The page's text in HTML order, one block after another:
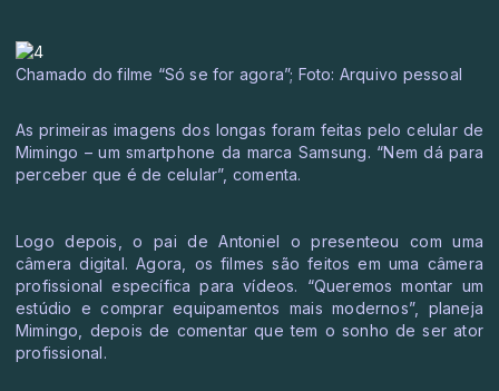
Chamado do filme “Só se for agora”; Foto: Arquivo pessoal
As primeiras imagens dos longas foram feitas pelo celular de
Mimingo – um smartphone da marca Samsung. “Nem dá para
perceber que é de celular”, comenta.
Logo depois, o pai de Antoniel o presenteou com uma
câmera digital. Agora, os filmes são feitos em uma câmera
profissional específica para vídeos. “Queremos montar um
estúdio e comprar equipamentos mais modernos”, planeja
Mimingo, depois de comentar que tem o sonho de ser ator
profissional.